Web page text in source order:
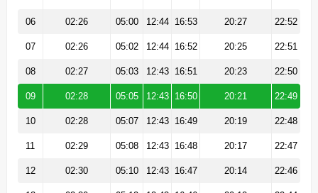
06 02:26 05:00 12:44 16:53 20:27 22:52
07 02:26 05:02 12:44 16:52 20:25 22:51
08 02:27 05:03 12:43 16:51 20:23 22:50
09 02:28 05:05 12:43 16:50 20:21 22:49
10 02:28 05:07 12:43 16:49 20:19 22:48
11 02:29 05:08 12:43 16:48 20:17 22:47
12 02:30 05:10 12:43 16:47 20:14 22:46